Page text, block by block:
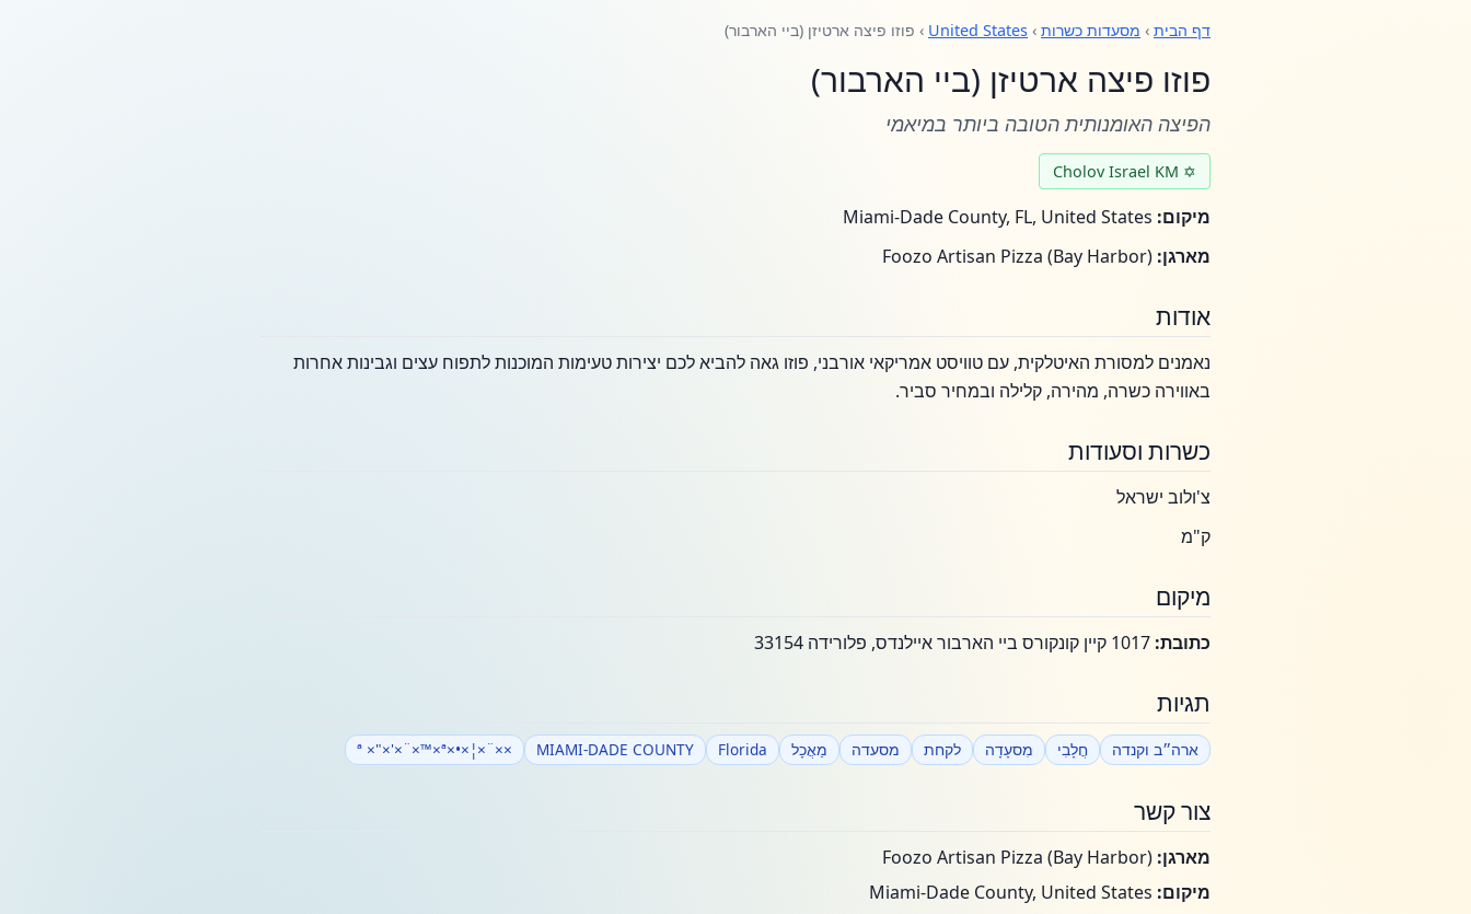
דף הבית › מסעדות כשרות ›
United States › פוזו פיצה ארטיזן (ביי הארבור)
פוזו פיצה ארטיזן (ביי הארבור)
הפיצה האומנותית הטובה ביותר במיאמי
✡ Cholov Israel KM
מיקום:
מארגן:
אודות
נאמנים למסורת האיטלקית, עם טוויסט אמריקאי אורבני, פוזו גאה להביא לכם יצירות טעימות המוכנות לתפוח עצים וגבינות אחרות
באווירה כשרה, מהירה, קלילה ובמחיר סביר.
כשרות וסעודות
צ'ולוב ישראל
ק"מ
מיקום
כתובת:
תגיות
ארה״ב וקנדה חֲלָבִי מִסעָדָה לקחת מסעדה מַאֲכָל Florida
MIAMI-DADE COUNTY
××¨×¦×•×ª ×"×'×¨×™×ª
צור קשר
מארגן:
מיקום: